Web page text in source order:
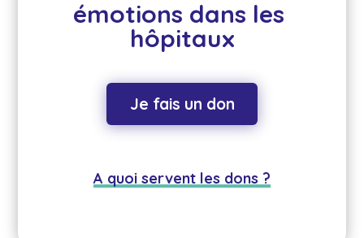
émotions dans les
hôpitaux
Je fais un don
A quoi servent les dons ?